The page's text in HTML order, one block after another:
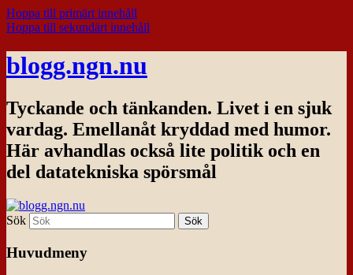
Hoppa till primärt innehåll
Hoppa till sekundärt innehåll
blogg.ngn.nu
Tyckande och tänkanden. Livet i en sjuk
vardag. Emellanåt kryddad med humor.
Här avhandlas också lite politik och en
del datatekniska spörsmål
Sök
Huvudmeny